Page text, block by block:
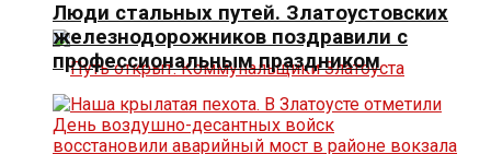
Люди стальных путей. Златоустовских
железнодорожников поздравили с
профессиональным праздником